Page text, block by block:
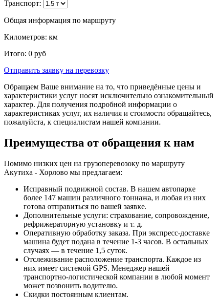
Транспорт:
Общая информация по маршруту
Километров: км
Итого: 0 руб
Отправить заявку на перевозку
Обращаем Ваше внимание на то, что приведённые цены и
характеристики услуг носят исключительно ознакомительный
характер. Для получения подробной информации о
характеристиках услуг, их наличия и стоимости обращайтесь,
пожалуйста, к специалистам нашей компании.
Преимущества от обращения к нам
Помимо низких цен на грузоперевозоку по маршруту
Акутиха - Хорлово мы предлагаем:
Исправный подвижной состав. В нашем автопарке
более 147 машин различного тоннажа, и любая из них
готова отправиться по вашей заявке.
Дополнительные услуги: страхование, сопровождение,
рефрижераторную установку и т. д.
Оперативную обработку заказа. При экспресс-доставке
машина будет подана в течение 1-3 часов. В остальных
случаях — в течение 1,5 суток.
Отслеживание расположение транспорта. Каждое из
них имеет системой GPS. Менеджер нашей
транспортно-логистической компании в любой момент
может позвонить водителю.
Скидки постоянным клиентам.